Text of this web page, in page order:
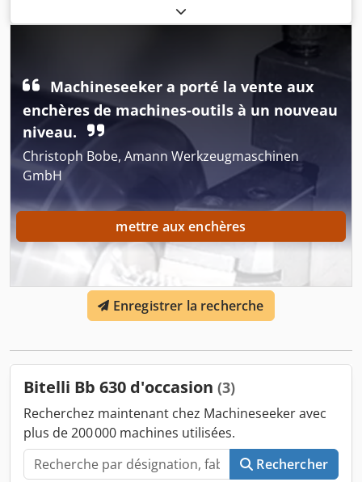
* Année de fabrication : 1999 * Heures de
fonctionnement : 13 000 h * Moteur Mercedes-Benz *
Largeur de fraisage : 2 m * Tapis rabattable hydraulique *
Poids : 29 000 kg * Plus de photos et de vidéos disponibles
sur WhatsApp. * Les informations sont données sans
garantie et sous réserve de vente entre-temps. Dodpfx
Acezm Epbjlskr
Machineseeker a porté la vente aux
enchères de machines-outils à un nouveau
niveau.
Christoph Bobe, Amann Werkzeugmaschinen
GmbH
mettre aux enchères
Enregistrer la recherche
Bitelli Bb 630 d'occasion (3)
Recherchez maintenant chez Machineseeker avec
plus de 200 000 machines utilisées.
Rechercher